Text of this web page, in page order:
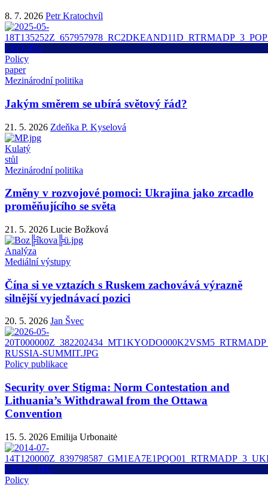
8. 7. 2026 Petr Kratochvíl
Policy
paper
Mezinárodní politika
Jakým směrem se ubírá světový řád?
21. 5. 2026 Zdeňka P. Kyselová
Kulatý
stůl
Mezinárodní politika
Změny v rozvojové pomoci: Ukrajina jako zrcadlo
proměňujícího se světa
21. 5. 2026 Lucie Božková
Analýza
Mediální výstupy
Čína si ve vztazích s Ruskem zachovává výrazně
silnější vyjednávací pozici
20. 5. 2026 Jan Švec
Policy publikace
Security over Stigma: Norm Contestation and
Lithuania’s Withdrawal from the Ottawa
Convention
15. 5. 2026 Emilija Urbonaitė
Policy